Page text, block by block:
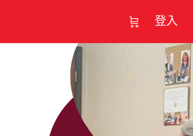
登入